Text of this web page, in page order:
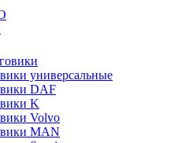
универсальные
DAF
K
Volvo
MAN